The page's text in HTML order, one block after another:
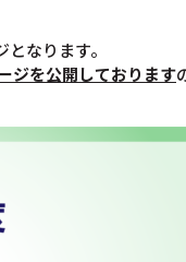
なります。
ジを公開しております